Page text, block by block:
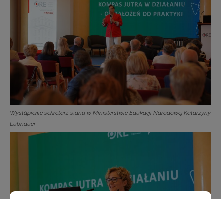
Wystąpienie sekretarz stanu w Ministerstwie Edukacji Narodowej Katarzyny
Lubnauer